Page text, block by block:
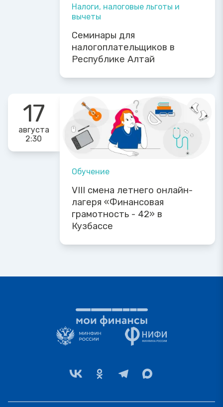
Налоги, налоговые льготы и
вычеты
Семинары для
налогоплательщиков в
Республике Алтай
17
августа
2:30
Обучение
VIII смена летнего онлайн-
лагеря «Финансовая
грамотность - 42» в
Кузбассе